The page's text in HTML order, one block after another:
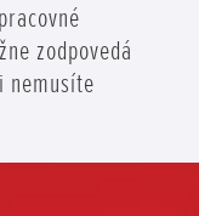
zodpovedá
nemusíte